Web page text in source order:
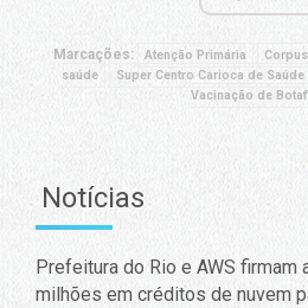
Marcações: Atenção Primária
saúde
Super Centro Carioca de Saúde
Vacinação de
Notícias
Prefeitura do Rio e AWS firmam
milhões em créditos de nuvem